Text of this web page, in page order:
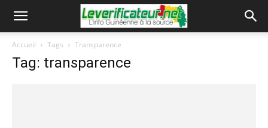
Accueil Tags Transparence
Tag: transparence